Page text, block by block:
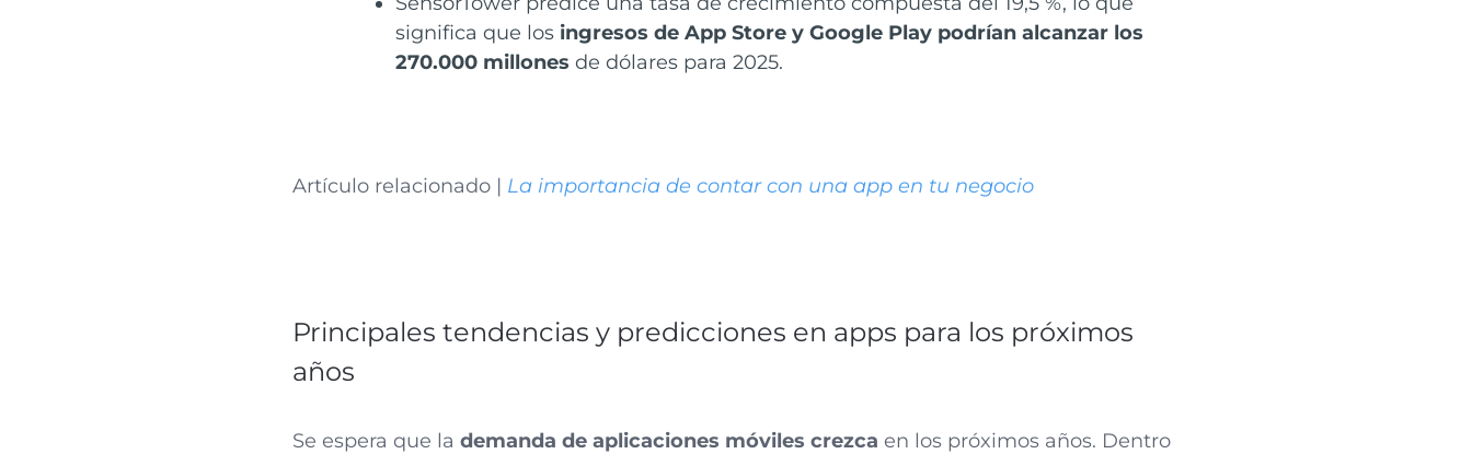
significa que los ingresos de App Store y Google Play podrían alcanzar los
270.000 millones de dólares para 2025.
Artículo relacionado | La importancia de contar con una app en tu negocio
Principales tendencias y predicciones en apps para los próximos
años
Se espera que la demanda de aplicaciones móviles crezca en los próximos años. Dentro